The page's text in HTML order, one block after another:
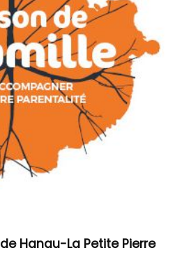
de Hanau-La Petite Pierre